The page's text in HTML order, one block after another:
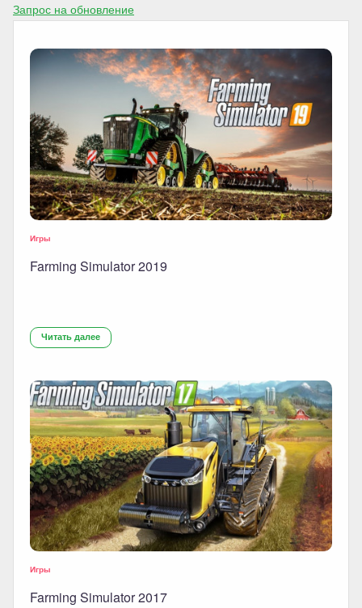
Запрос на обновление
Игры
Farming Simulator 2019
Читать далее
Игры
Farming Simulator 2017